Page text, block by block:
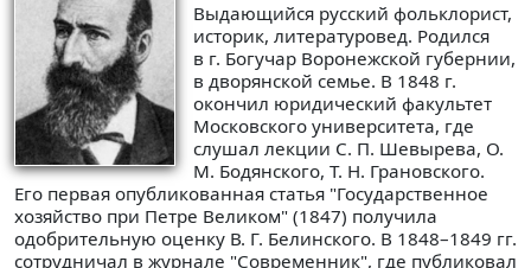
Выдающийся русский фольклорист,
историк, литературовед. Родился
в г. Богучар Воронежской губернии,
в дворянской семье. В 1848 г.
окончил юридический факультет
Московского университета, где
слушал лекции С. П. Шевырева, О.
М. Бодянского, Т. Н. Грановского.
Его первая опубликованная статья "Государственное
хозяйство при Петре Великом" (1847) получила
одобрительную оценку В. Г. Белинского. В 1848–1849 гг.
сотрудничал в журнале "Современник", где публиковал